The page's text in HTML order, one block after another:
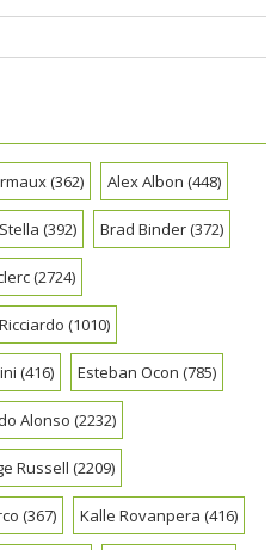
(362) Alex Albon (448)
(392) Brad Binder(372)
(2724)
(1010)
(416) Esteban Ocon (785)
Alonso (2232)
Russell (2209)
(367) Kalle Rovanpera (416)